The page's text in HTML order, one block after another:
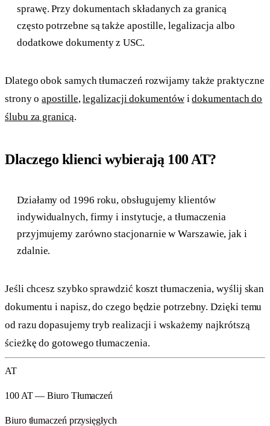
sprawę. Przy dokumentach składanych za granicą
często potrzebne są także apostille, legalizacja albo
dodatkowe dokumenty z USC.
Dlatego obok samych tłumaczeń rozwijamy także praktyczne
strony oapostille,legalizacji dokumentówidokumentach do
ślubu za granicą.
Dlaczego klienci wybierają 100 AT?
Działamy od 1996 roku, obsługujemy klientów
indywidualnych, firmy i instytucje, a tłumaczenia
przyjmujemy zarówno stacjonarnie w Warszawie, jak i
zdalnie.
Jeśli chcesz szybko sprawdzić koszt tłumaczenia, wyślij skan
dokumentu i napisz, do czego będzie potrzebny. Dzięki temu
od razu dopasujemy tryb realizacji i wskażemy najkrótszą
ścieżkę do gotowego tłumaczenia.
AT
100 AT — Biuro Tłumaczeń
Biuro tłumaczeń przysięgłych